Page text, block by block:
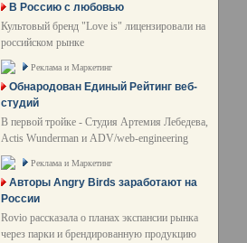
В Россию с любовью
Культовый бренд "Love is" лицензировали на
российском рынке
Реклама и Маркетинг
Обнародован Единый Рейтинг веб-
студий
В первой тройке - Студия Артемия Лебедева,
Actis Wunderman и ADV/web-engineering
Реклама и Маркетинг
Авторы Angry Birds заработают на
России
Rovio рассказала о планах экспансии рынка
через парки и брендированную продукцию